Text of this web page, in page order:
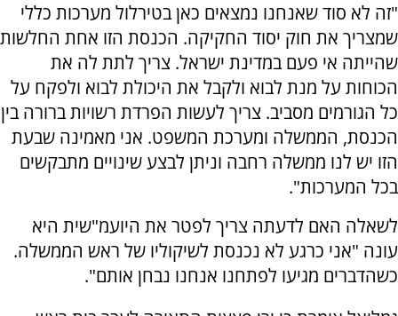
"זה לא סוד שאנחנו נמצאים כאן בטירלול מערכות כללי
שמצריך את חוק יסוד החקיקה. הכנסת הזו אחת החלשות
שהייתה אי פעם במדינת ישראל. צריך לתת לה את
הכוחות על מנת לבוא ולקבל את היכולת לבוא ולפקח על
כל הגורמים מסביב. צריך לעשות הפרדת רשויות ברורה בין
הכנסת, הממשלה ומערכת המשפט. אני מאמינה שבעת
הזו יש לנו ממשלה רחבה וניתן לבצע שינויים מתבקשים
בכל המערכות".
לשאלה האם לדעתה צריך לפטר את היועמ"שית היא
עונה "אני כרגע לא נכנסת לשיקוליו של ראש הממשלה.
כשהדברים מגיעו לפתחנו אנחנו נבחן אותם".